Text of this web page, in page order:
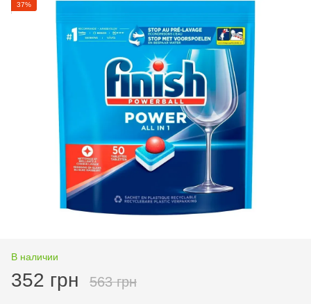
37%
В наличии
352 грн 563 грн